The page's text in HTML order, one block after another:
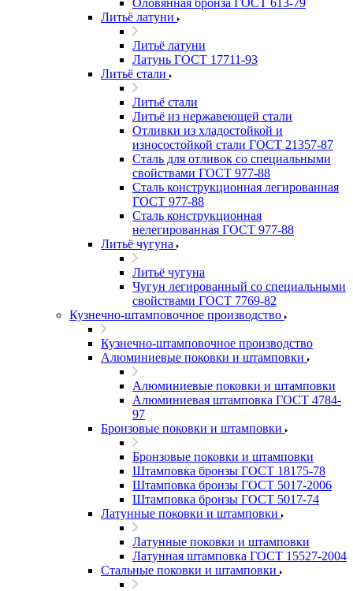
Оловянная бронза ГОСТ 613-79
Литьё латуни
Литьё латуни
Латунь ГОСТ 17711-93
Литьё стали
Литьё стали
Литьё из нержавеющей стали
Отливки из хладостойкой и
износостойкой стали ГОСТ 21357-87
Сталь для отливок со специальными
свойствами ГОСТ 977-88
Сталь конструкционная легированная
ГОСТ 977-88
Сталь конструкционная
нелегированная ГОСТ 977-88
Литьё чугуна
Литьё чугуна
Чугун легированный со специальными
свойствами ГОСТ 7769-82
Кузнечно-штамповочное производство
Кузнечно-штамповочное производство
Алюминиевые поковки и штамповки
Алюминиевые поковки и штамповки
Алюминиевая штамповка ГОСТ 4784-
97
Бронзовые поковки и штамповки
Бронзовые поковки и штамповки
Штамповка бронзы ГОСТ 18175-78
Штамповка бронзы ГОСТ 5017-2006
Штамповка бронзы ГОСТ 5017-74
Латунные поковки и штамповки
Латунные поковки и штамповки
Латунная штамповка ГОСТ 15527-2004
Стальные поковки и штамповки